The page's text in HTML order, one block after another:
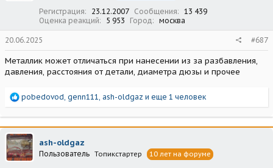
Регистрация 23.12.2007 Сообщения
13 439
Оценка реакций
5 953 Город москва
20.06.2025 #687
Металлик может отличаться при нанесении из за разбавления,
давления, расстояния от детали, диаметра дюзы и прочее
Р
а
к
ц
и
и
pobedovod, genn111, ash-oldgaz и еще 1 человек
ash-oldgaz
Пользователь Топикстартер 10 лет на форуме